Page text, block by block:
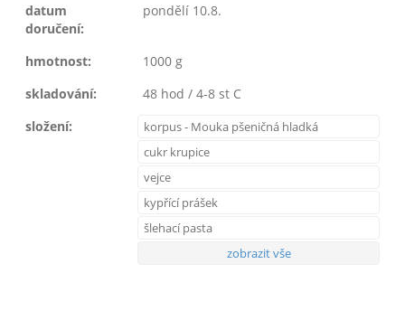
datum
doručení:
pondělí 10.8.
hmotnost:
1000 g
skladování:
48 hod / 4-8 st C
složení:
korpus - Mouka pšeničná hladká
cukr krupice
vejce
kypřící prášek
šlehací pasta
zobrazit vše